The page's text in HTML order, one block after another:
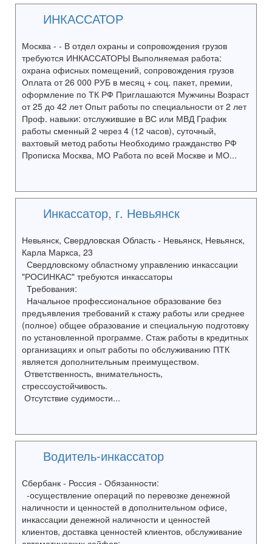
ИНКАССАТОР
Москва - - В отдел охраны и сопровождения грузов
требуются ИНКАССАТОРЫ Выполняемая работа:
охрана офисных помещений, сопровождения грузов
Оплата от 26 000 РУБ в месяц + соц. пакет, премии,
оформление по ТК РФ Приглашаются Мужчины Возраст
от 25 до 42 лет Опыт работы по специальности от 2 лет
Проф. навыки: отслужившие в ВС или МВД График
работы сменный 2 через 4 (12 часов), суточный,
вахтовый метод работы Необходимо гражданство РФ
Прописка Москва, МО Работа по всей Москве и МО...
Инкассатор, г. Невьянск
Невьянск, Свердловская Область - Невьянск, Невьянск,
Карла Маркса, 23
Свердловскому областному управлению инкассации
"РОСИНКАС" требуются инкассаторы
Требования:
Начальное профессиональное образование без
предъявления требований к стажу работы или среднее
(полное) общее образование и специальную подготовку
по установленной программе. Стаж работы в кредитных
организациях и опыт работы по обслуживанию ПТК
является дополнительным преимуществом.
Ответственность, внимательность,
стрессоустойчивость.
Отсутствие судимости...
Водитель-инкассатор
Сбербанк - Россия - Обязанности:
-осуществление операций по перевозке денежной
наличности и ценностей в дополнительном офисе,
инкассации денежной наличности и ценностей
клиентов, доставка ценностей клиентов, обслуживание